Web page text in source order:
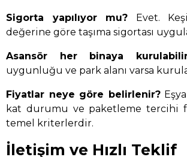
Sigorta yapılıyor mu? Evet.
değerine göre taşıma sigortası
Asansör her binaya
uygunluğu ve park alanı varsa
Fiyatlar neye göre belirlenir?
kat durumu ve paketleme tercihi
temel kriterlerdir.
İletişim ve Hızlı Teklif